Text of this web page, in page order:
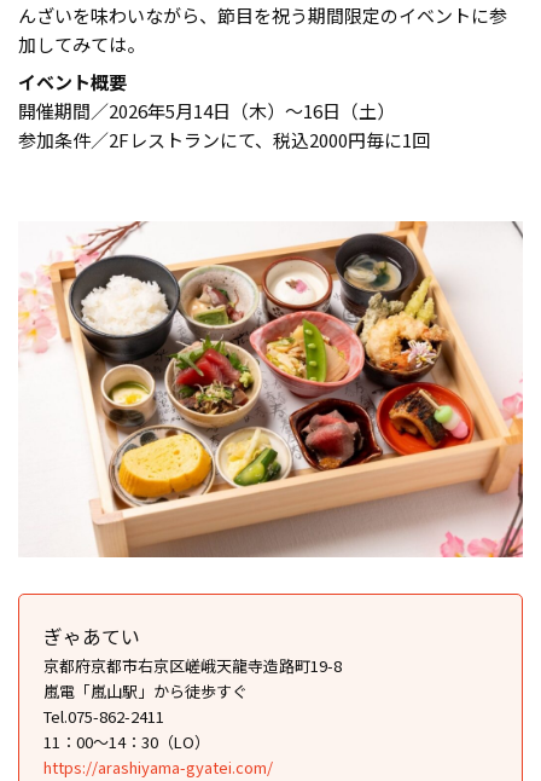
んざいを味わいながら、節目を祝う期間限定のイベントに参
加してみては。
イベント概要
開催期間／2026年5月14日（木）〜16日（土）
参加条件／2Fレストランにて、税込2000円毎に1回
ぎゃあてい
京都府京都市右京区嵯峨天龍寺造路町19-8
嵐電「嵐山駅」から徒歩すぐ
Tel.075-862-2411
11：00〜14：30（LO）
https://arashiyama-gyatei.com/